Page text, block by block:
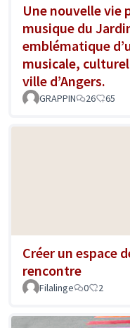
Une nouvelle vie
musique du
emblématique
musicale,
ville d’Angers.
GRAPPIN 26 65
Créer un espace
rencontre
Filalinge 0 2